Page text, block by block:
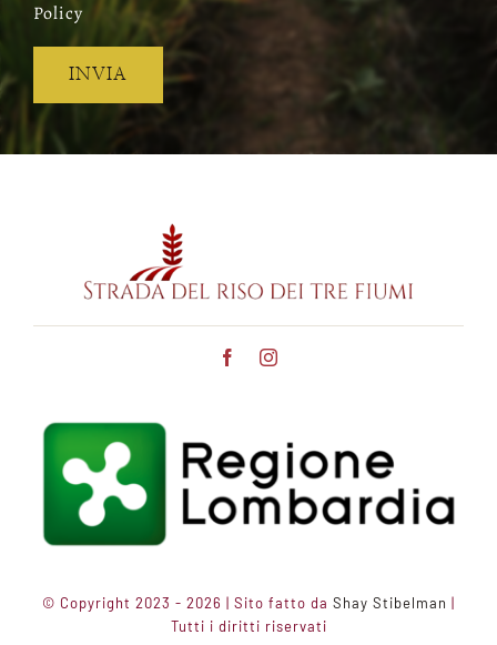
Policy
© Copyright 2023 - 2026 | Sito fatto da Shay Stibelman |
Tutti i diritti riservati